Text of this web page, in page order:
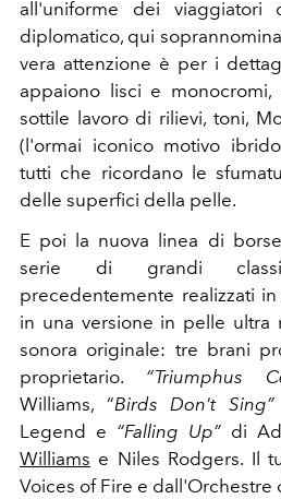
all'uniforme dei viaggiatori
diplomatico, qui
vera attenzione è per i
appaiono lisci e
sottile lavoro di rilievi, toni,
(l'ormai iconico motivo
tutti che ricordano le
delle superfici della pelle.
E poi la nuova linea di
serie di grandi
precedentemente realizzati
in una versione in pelle ultra
sonora originale: tre brani
proprietario. “Triumphus
Williams, “Birds Don't Sing”
Legend e “Falling Up” di
Williams e Niles Rodgers. Il
Voices of Fire e dall'Orchestre